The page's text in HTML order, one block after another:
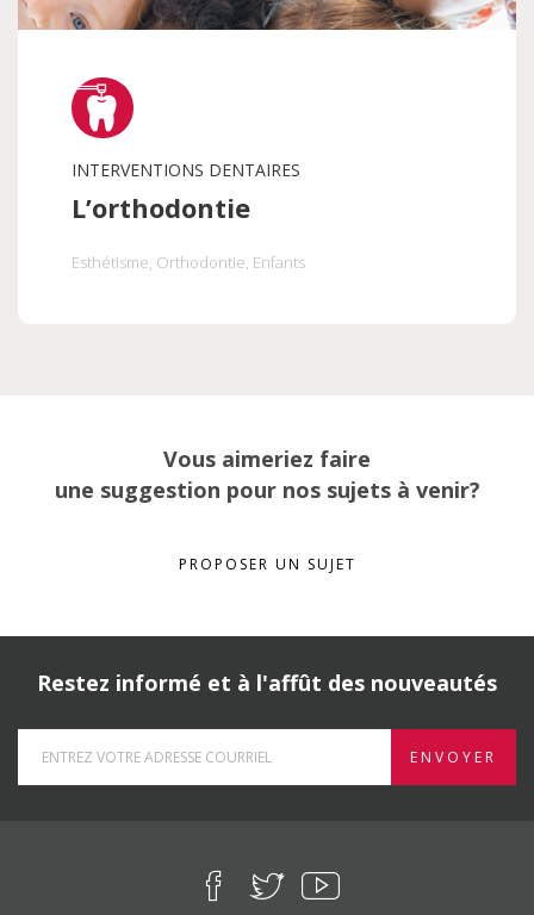
INTERVENTIONS DENTAIRES
L’orthodontie
Esthétisme, Orthodontie, Enfants
Vous aimeriez faire
une suggestion pour nos sujets à venir?
PROPOSER UN SUJET
Restez informé et à l'affût des nouveautés
ENVOYER